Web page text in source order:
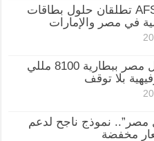
Mastercard وAFS تطلقان حلول بطاقات
في مصر والإمارات
vivo Y500 يصل مصر ببطارية 8100 مللي
بلا توقف
مصر”.. نموذج ناجح لدعم
مخفضة